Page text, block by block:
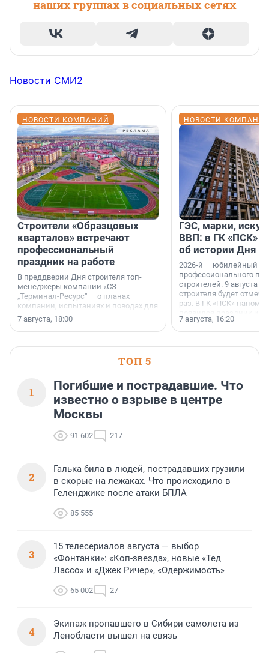
наших группах в социальных сетях
Новости СМИ2
НОВОСТИ КОМПАНИЙ
Строители «Образцовых
кварталов» встречают
профессиональный
праздник на работе
В преддверии Дня строителя топ-
менеджеры компании «СЗ
„Терминал-Ресурс“ — о планах
компании, испытаниях и поводах для
осторожного оптимизма.
7 августа, 18:00
НОВОСТИ
ГЭС, марки,
ВВП: в ГК «ПСК»
об истории Дня
2026-й — юбилейный
профессионального
строителей. 9 августа
строителя будет
раз. В ГК «ПСК»
поменялась роль
7 августа, 16:20
ТОП 5
1
Погибшие и пострадавшие. Что
известно о взрыве в центре
Москвы
91 602 217
2
Галька била в людей, пострадавших грузили
в скорые на лежаках. Что происходило в
Геленджике после атаки БПЛА
85 555
3
15 телесериалов августа — выбор
«Фонтанки»: «Коп-звезда», новые «Тед
Лассо» и «Джек Ричер», «Одержимость»
65 002 27
4
Экипаж пропавшего в Сибири самолета из
Ленобласти вышел на связь